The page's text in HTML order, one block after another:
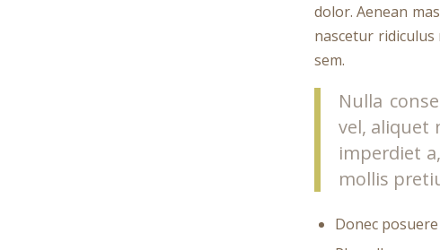
dolor. Aenean
nascetur ridiculus
sem.
Nulla
vel, aliquet
imperdiet
mollis
Donec